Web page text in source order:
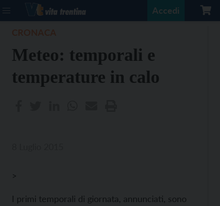
Accedi
Meteo: temporali e
temperature in calo
>
I primi temporali di giornata, annunciati, sono